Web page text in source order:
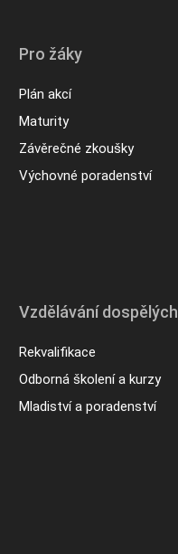
Pro žáky
Plán akcí
Maturity
Závěrečné zkoušky
Výchovné poradenství
Vzdělávání dospělých
Rekvalifikace
Odborná školení a kurzy
Mladiství a poradenství